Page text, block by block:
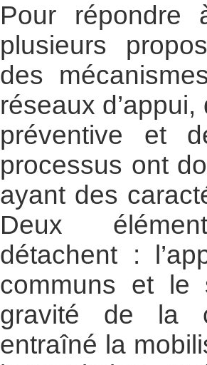
Pour
plusieurs
des
réseaux
préventive et
processus ont
ayant des
Deux
détachent :
communs et le
gravité de la
entraîné la